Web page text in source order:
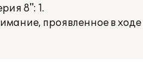
8": 1.
проявленное в